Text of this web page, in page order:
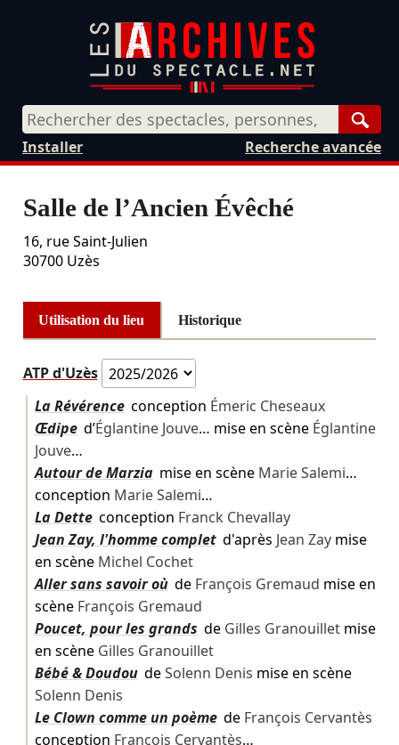
Recherche avancée
Installer
Salle de l’Ancien Évêché
16, rue Saint-Julien
30700 Uzès
Utilisation du lieu Historique
ATP d'Uzès
La Révérenceconception Émeric Cheseaux
Œdiped’Églantine Jouve… mise en scène Églantine
Jouve…
Autour de Marziamise en scène Marie Salemi…
conception Marie Salemi…
La Detteconception Franck Chevallay
Jean Zay, l'homme completd'après Jean Zaymise
en scène Michel Cochet
Aller sans savoir oùde François Gremaud mise en
scène François Gremaud
Poucet, pour les grands de Gilles Granouilletmise
en scène Gilles Granouillet
Bébé & DoudoudeSolenn Denis mise en scène
Solenn Denis
Le Clown comme un poèmede François Cervantès
conception François Cervantès…